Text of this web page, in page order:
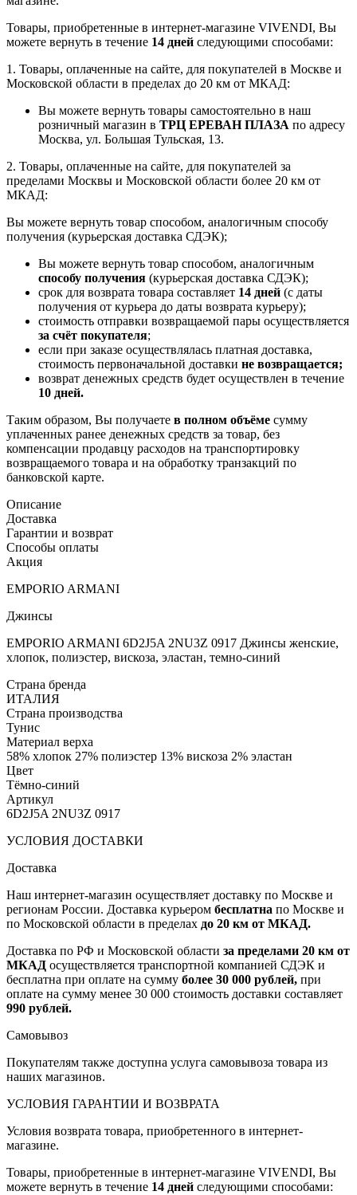
Товары, приобретенные в интернет-магазине VIVENDI, Вы
можете вернуть в течение 14 дней следующими способами:
1. Товары, оплаченные на сайте, для покупателей в Москве и
Московской области в пределах до 20 км от МКАД:
Вы можете вернуть товары самостоятельно в наш
розничный магазин в ТРЦ ЕРЕВАН ПЛАЗА по адресу
Москва, ул. Большая Тульская, 13.
2. Товары, оплаченные на сайте, для покупателей за
пределами Москвы и Московской области более 20 км от
МКАД:
Вы можете вернуть товар способом, аналогичным способу
получения (курьерская доставка СДЭК);
Вы можете вернуть товар способом, аналогичным
способу получения (курьерская доставка СДЭК);
срок для возврата товара составляет 14 дней (с даты
получения от курьера до даты возврата курьеру);
стоимость отправки возвращаемой пары осуществляется
за счёт покупателя;
если при заказе осуществлялась платная доставка,
стоимость первоначальной доставки не возвращается;
возврат денежных средств будет осуществлен в течение
10 дней.
Таким образом, Вы получаете в полном объёме сумму
уплаченных ранее денежных средств за товар, без
компенсации продавцу расходов на транспортировку
возвращаемого товара и на обработку транзакций по
банковской карте.
Описание
Доставка
Гарантии и возврат
Способы оплаты
Акция
EMPORIO ARMANI
Джинсы
EMPORIO ARMANI 6D2J5A 2NU3Z 0917 Джинсы женские,
хлопок, полиэстер, вискоза, эластан, темно-синий
Страна бренда
ИТАЛИЯ
Страна производства
Тунис
Материал верха
58% хлопок 27% полиэстер 13% вискоза 2% эластан
Цвет
Тёмно-синий
Артикул
6D2J5A 2NU3Z 0917
УСЛОВИЯ ДОСТАВКИ
Доставка
Наш интернет-магазин осуществляет доставку по Москве и
регионам России. Доставка курьером бесплатна по Москве и
по Московской области в пределах до 20 км от МКАД.
Доставка по РФ и Московской области за пределами 20 км от
МКАД осуществляется транспортной компанией СДЭК и
бесплатна при оплате на сумму более 30 000 рублей, при
оплате на сумму менее 30 000 стоимость доставки составляет
990 рублей.
Самовывоз
Покупателям также доступна услуга самовывоза товара из
наших магазинов.
УСЛОВИЯ ГАРАНТИИ И ВОЗВРАТА
Условия возврата товара, приобретенного в интернет-
магазине.
Товары, приобретенные в интернет-магазине VIVENDI, Вы
можете вернуть в течение 14 дней следующими способами: